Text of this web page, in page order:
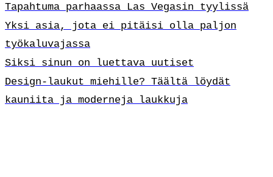
Tapahtuma parhaassa Las Vegasin tyylissä
Yksi asia, jota ei pitäisi olla paljon
työkaluvajassa
Siksi sinun on luettava uutiset
Design-laukut miehille? Täältä löydät
kauniita ja moderneja laukkuja